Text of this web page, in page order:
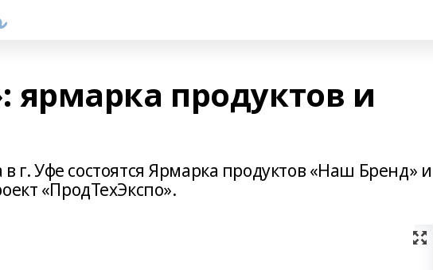
ярмарка продуктов и
в г. Уфе состоятся Ярмарка продуктов «Наш Бренд» и
«ПродТехЭкспо».